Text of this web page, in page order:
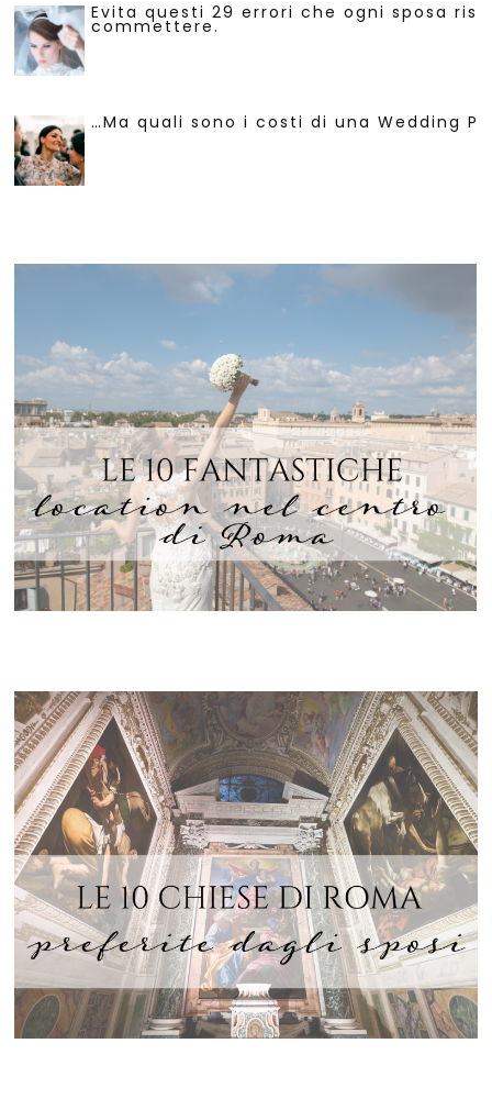
Evita questi 29 errori che ogni sposa
commettere.
…Ma quali sono i costi di una Wedding